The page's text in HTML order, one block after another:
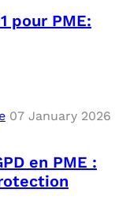
pour PME:
07 January 2026
en PME :